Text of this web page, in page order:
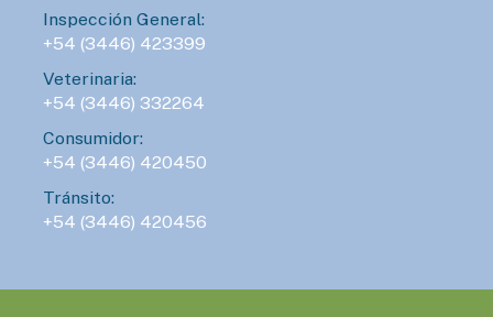
Inspección General:
+54 (3446) 423399
Veterinaria:
+54 (3446) 332264
Consumidor:
+54 (3446) 420450
Tránsito:
+54 (3446) 420456